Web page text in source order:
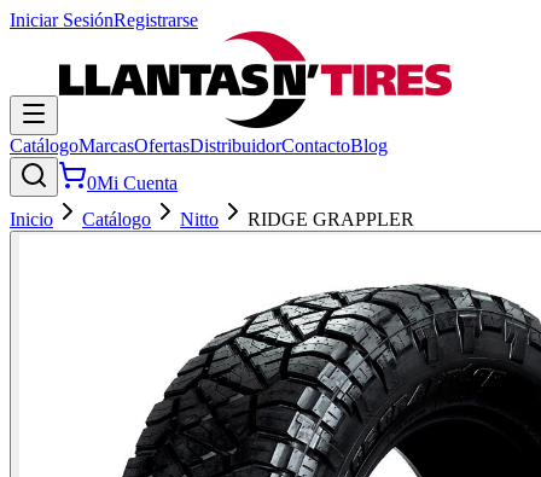
Iniciar SesiónRegistrarse
CatálogoMarcasOfertasDistribuidorContactoBlog
0Mi Cuenta
Inicio
Catálogo Nitto RIDGE GRAPPLER